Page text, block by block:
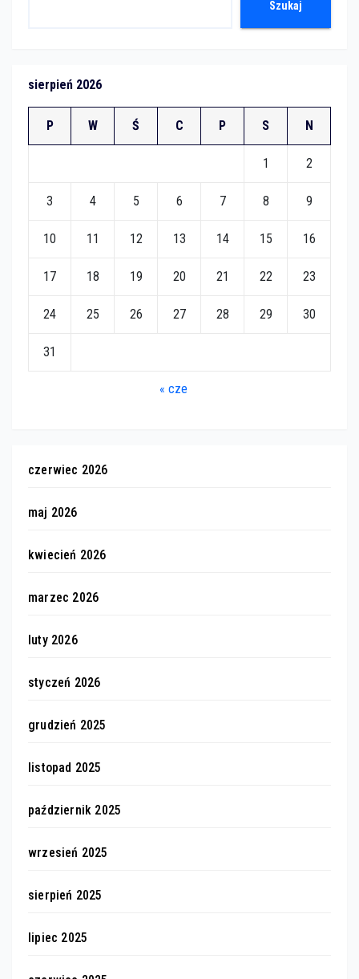
Szukaj
sierpień 2026
P W Ś C P S N
1 2
3 4 5 6 7 8 9
10 11 12 13 14 15 16
17 18 19 20 21 22 23
24 25 26 27 28 29 30
31
« cze
czerwiec 2026
maj 2026
kwiecień 2026
marzec 2026
luty 2026
styczeń 2026
grudzień 2025
listopad 2025
październik 2025
wrzesień 2025
sierpień 2025
lipiec 2025